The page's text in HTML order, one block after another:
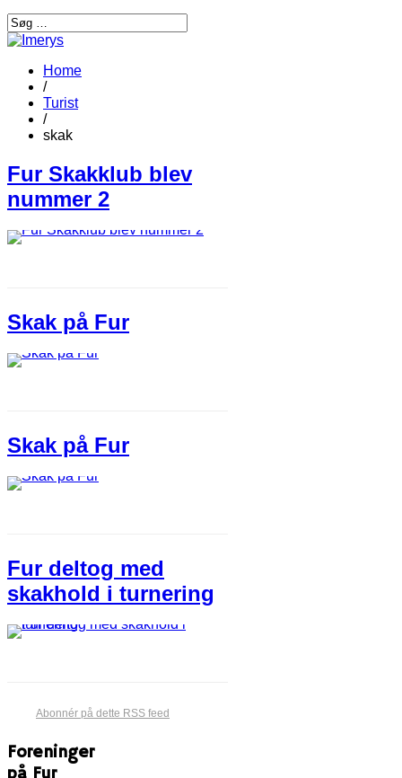
Home
/
Turist
/
skak
Fur Skakklub blev
nummer 2
Skak på Fur
Skak på Fur
Fur deltog med
skakhold i turnering
Abonnér på dette RSS feed
Foreninger